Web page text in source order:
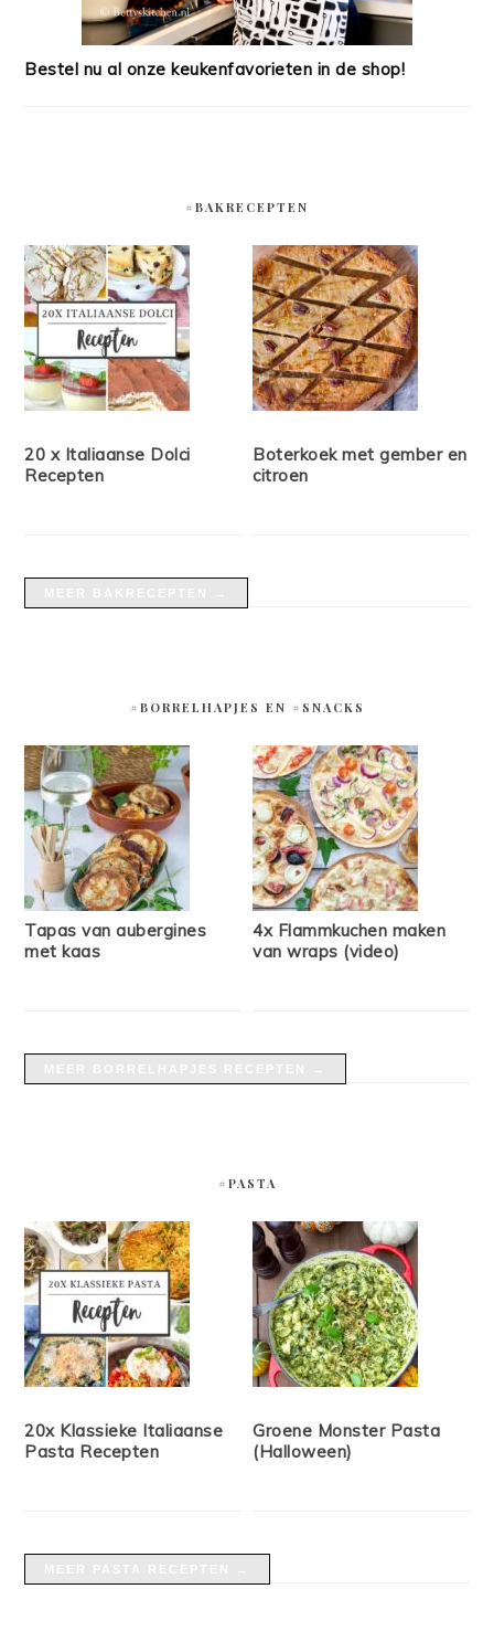
Bestel nu al onze keukenfavorieten in de shop!
#BAKRECEPTEN
20 x Italiaanse Dolci
Recepten
Boterkoek met gember en
citroen
#BORRELHAPJES EN #SNACKS
Tapas van aubergines
met kaas
4x Flammkuchen maken
van wraps (video)
#PASTA
20x Klassieke Italiaanse
Pasta Recepten
Groene Monster Pasta
(Halloween)